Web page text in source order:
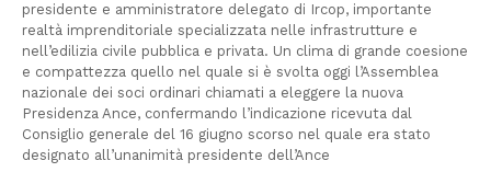
presidente e amministratore delegato di Ircop, importante
realtà imprenditoriale specializzata nelle infrastrutture e
nell’edilizia civile pubblica e privata. Un clima di grande coesione
e compattezza quello nel quale si è svolta oggi l’Assemblea
nazionale dei soci ordinari chiamati a eleggere la nuova
Presidenza Ance, confermando l’indicazione ricevuta dal
Consiglio generale del 16 giugno scorso nel quale era stato
designato all’unanimità presidente dell’Ance